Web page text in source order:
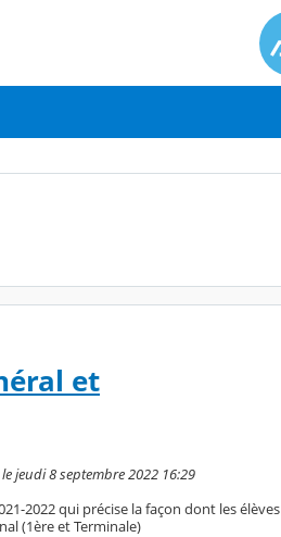
et
jeudi 8 septembre 2022 16:29
2022 qui précise la façon dont les élèves
(1ère et Terminale)